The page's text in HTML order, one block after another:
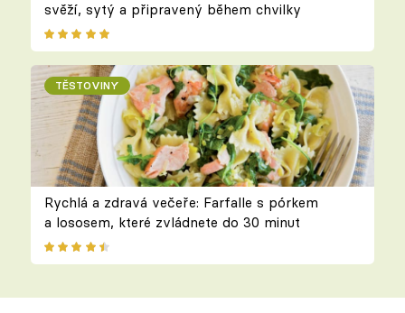
svěží, sytý a připravený během chvilky
TĚSTOVINY
Rychlá a zdravá večeře: Farfalle s pórkem
a lososem, které zvládnete do 30 minut